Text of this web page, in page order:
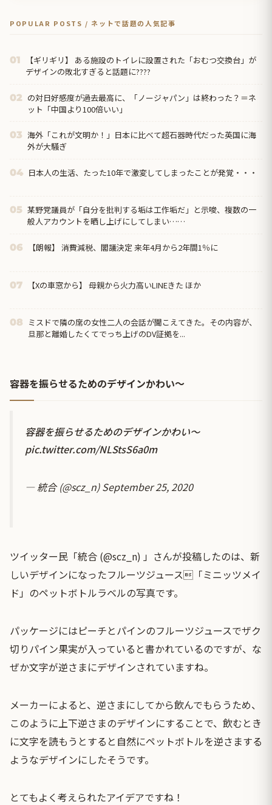
POPULAR POSTS / ネットで話題の人気記事
01
【ギリギリ】 ある施設のトイレに設置された「おむつ交換台」が
デザインの敗北すぎると話題に????
02 の対日好感度が過去最高に、「ノージャパン」は終わった？＝ネ
ット「中国より100倍いい」
03 海外「これが文明か！」日本に比べて超石器時代だった英国に海
外が大騒ぎ
04 日本人の生活、たった10年で激変してしまったことが発覚・・・
05 某野党議員が「自分を批判する垢は工作垢だ」と示唆、複数の一
般人アカウントを晒し上げにしてしまい……
06 【朗報】 消費減税、閣議決定 来年4月から2年間1％に
07 【Xの車窓から】 母親から火力高いLINEきた ほか
08
ミスドで隣の席の女性二人の会話が聞こえてきた。その内容が、
旦那と離婚したくてでっち上げのDV証拠を...
容器を振らせるためのデザインかわい〜
容器を振らせるためのデザインかわい〜
pic.twitter.com/NLStsS6a0m
— 統合 (@scz_n)September 25, 2020
ツイッター民「統合 (@scz_n) 」さんが投稿したのは、新
しいデザインになったフルーツジュース「ミニッツメイ
ド」のペットボトルラベルの写真です。
パッケージにはピーチとパインのフルーツジュースでザク
切りパイン果実が入っていると書かれているのですが、な
ぜか文字が逆さまにデザインされていますね。
メーカーによると、逆さまにしてから飲んでもらうため、
このように上下逆さまのデザインにすることで、飲むとき
に文字を読もうとすると自然にペットボトルを逆さまする
ようなデザインにしたそうです。
とてもよく考えられたアイデアですね！